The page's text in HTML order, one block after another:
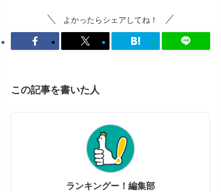
よかったらシェアしてね！
この記事を書いた人
ランキングー！編集部